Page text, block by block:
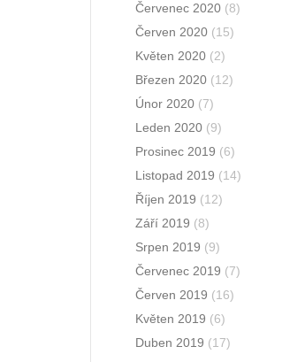
Červenec 2020 (8)
Červen 2020 (15)
Květen 2020 (2)
Březen 2020 (12)
Únor 2020 (7)
Leden 2020 (9)
Prosinec 2019 (6)
Listopad 2019 (14)
Říjen 2019 (12)
Září 2019 (8)
Srpen 2019 (9)
Červenec 2019 (7)
Červen 2019 (16)
Květen 2019 (6)
Duben 2019 (17)